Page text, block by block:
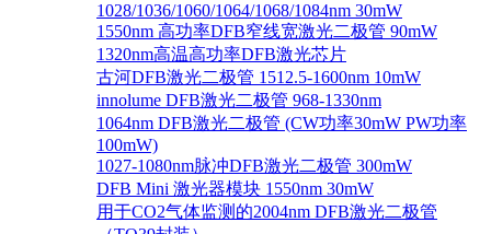
1028/1036/1060/1064/1068/1084nm 30mW
1550nm 高功率DFB窄线宽激光二极管 90mW
1320nm高温高功率DFB激光芯片
古河DFB激光二极管 1512.5-1600nm 10mW
innolume DFB激光二极管 968-1330nm
1064nm DFB激光二极管 (CW功率30mW PW功率
100mW)
1027-1080nm脉冲DFB激光二极管 300mW
DFB Mini 激光器模块 1550nm 30mW
用于CO2气体监测的2004nm DFB激光二极管